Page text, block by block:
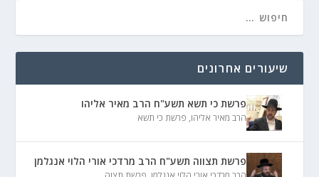
שיעורים אחרונים
פרשת כי תשא תשע"ח הרב מאיר אליהו
הרב מאיר אליהו, פרשת כי תשא
פרשת תצווה תשע"ח הרב מרדכי אורי הלוי אנגלמן